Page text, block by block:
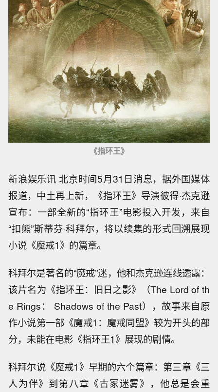
《指环王》
新浪娱乐讯 北京时间5月31日消息，据外国媒体
报道，中土再上新，《指环王》导演彼得·杰克逊
宣布：一部全新的“指环王”电影投入开发，来自
“扣熊”斯蒂芬·科拜尔，将以续集的形式回溯展现
小说《魔戒1》的篇章。
科拜尔是著名的“魔戒”迷，他和杰克逊连线透露：
该片名为《指环王：旧日之影》（The Lord of th
e Rings： Shadows of the Past），故事来自原
作小说第一部《魔戒1：魔戒同盟》较为开头的部
分，未能在电影《指环王1》展现的剧情。
科拜尔说《魔戒1》早期的六个篇章：第三章《三
人为伴》到第八章《古冢迷雾》，他总是会重